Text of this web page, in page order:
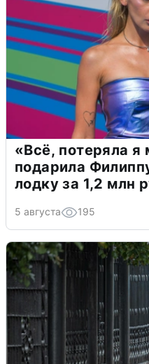
«Всё, потеряла
подарила
лодку за 1,2 млн
5 августа 195